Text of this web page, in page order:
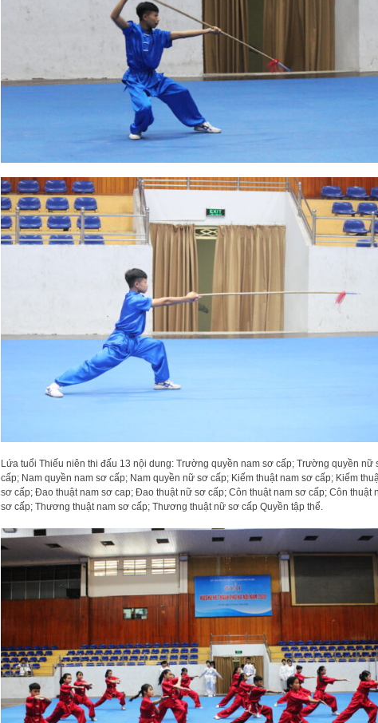
Lứa tuổi Thiếu niên thi đấu 13 nội dung: Trường quyền nam sơ cấp; Trường quyền nữ
cấp; Nam quyền nam sơ cấp; Nam quyền nữ sơ cấp; Kiếm thuật nam sơ cấp; Kiếm
sơ cấp; Đao thuật nam sơ cap; Đao thuật nữ sơ cấp; Côn thuật nam sơ cấp; Côn thuật
sơ cấp; Thương thuật nam sơ cấp; Thương thuật nữ sơ cấp Quyền tập thể.